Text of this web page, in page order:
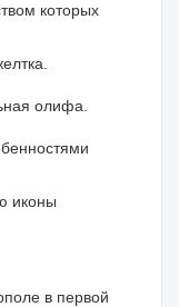
которых
олифа.
иконы
в первой